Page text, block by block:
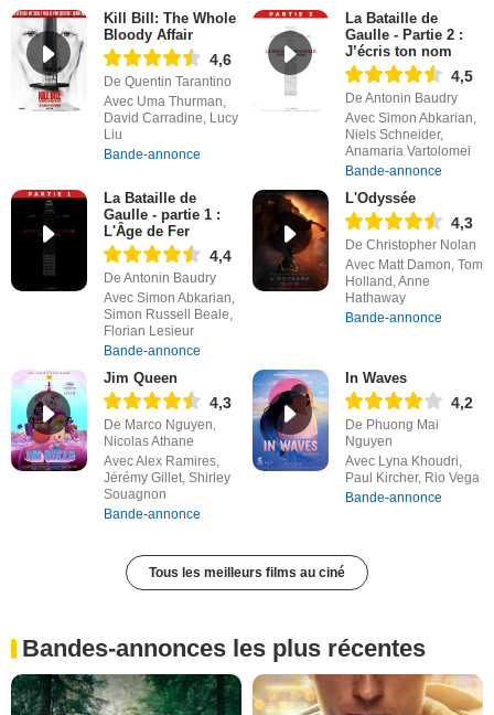
Kill Bill: The Whole
Bloody Affair
4,6
De Quentin Tarantino
Avec Uma Thurman,
David Carradine, Lucy
Liu
Bande-annonce
La Bataille de
Gaulle - Partie 2 :
J’écris ton nom
4,5
De Antonin Baudry
Avec Simon Abkarian,
Niels Schneider,
Anamaria Vartolomei
Bande-annonce
La Bataille de
Gaulle - partie 1 :
L'Âge de Fer
4,4
De Antonin Baudry
Avec Simon Abkarian,
Simon Russell Beale,
Florian Lesieur
Bande-annonce
L'Odyssée
4,3
De Christopher Nolan
Avec Matt Damon, Tom
Holland, Anne
Hathaway
Bande-annonce
Jim Queen
4,3
De Marco Nguyen,
Nicolas Athane
Avec Alex Ramires,
Jérémy Gillet, Shirley
Souagnon
Bande-annonce
In Waves
4,2
De Phuong Mai
Nguyen
Avec Lyna Khoudri,
Paul Kircher, Rio Vega
Bande-annonce
Tous les meilleurs films au ciné
Bandes-annonces les plus récentes